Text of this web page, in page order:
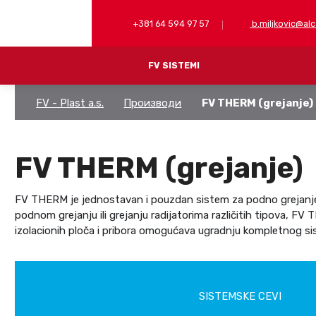
+381 64 594 97 57
FV SISTEMI
PP-RCT ARMATURE
PLASTIKA
KOMBINOVANO
SPOJNICE ZA ZATVARANJE
ALATI I PRIBOR
PRESS
ALATI
FV - Plast a.s. Производи FV THERM (grejanje)
FV THERM (grejanje)
FV THERM je jednostavan i pouzdan sistem za podno
podnom grejanju ili grejanju radijatorima različitih tipova, FV
izolacionih ploča i pribora omogućava ugradnju kompletnog
SISTEMSKE CEVI